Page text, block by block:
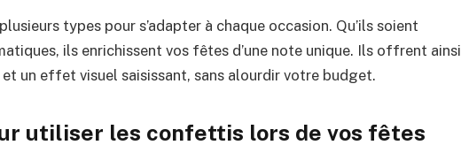
types pour s’adapter à chaque occasion. Qu’ils soient
ils enrichissent vos fêtes d’une note unique. Ils offrent ainsi
un effet visuel saisissant, sans alourdir votre budget.
utiliser les confettis lors de vos fêtes